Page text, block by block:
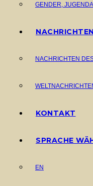
GENDER,
NACHRICHTEN
NACHRICHTEN
KONTAKT
SPRACHE
EN